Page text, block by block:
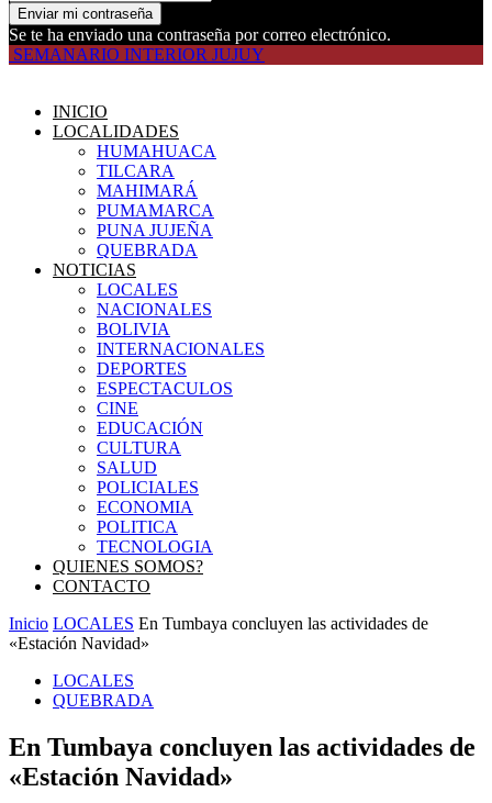
Se te ha enviado una contraseña por correo electrónico.
SEMANARIO INTERIOR JUJUY
INICIO
LOCALIDADES
HUMAHUACA
TILCARA
MAHIMARÁ
PUMAMARCA
PUNA JUJEÑA
QUEBRADA
NOTICIAS
LOCALES
NACIONALES
BOLIVIA
INTERNACIONALES
DEPORTES
ESPECTACULOS
CINE
EDUCACIÓN
CULTURA
SALUD
POLICIALES
ECONOMIA
POLITICA
TECNOLOGIA
QUIENES SOMOS?
CONTACTO
Inicio LOCALES En Tumbaya concluyen las actividades de
«Estación Navidad»
LOCALES
QUEBRADA
En Tumbaya concluyen las actividades de
«Estación Navidad»